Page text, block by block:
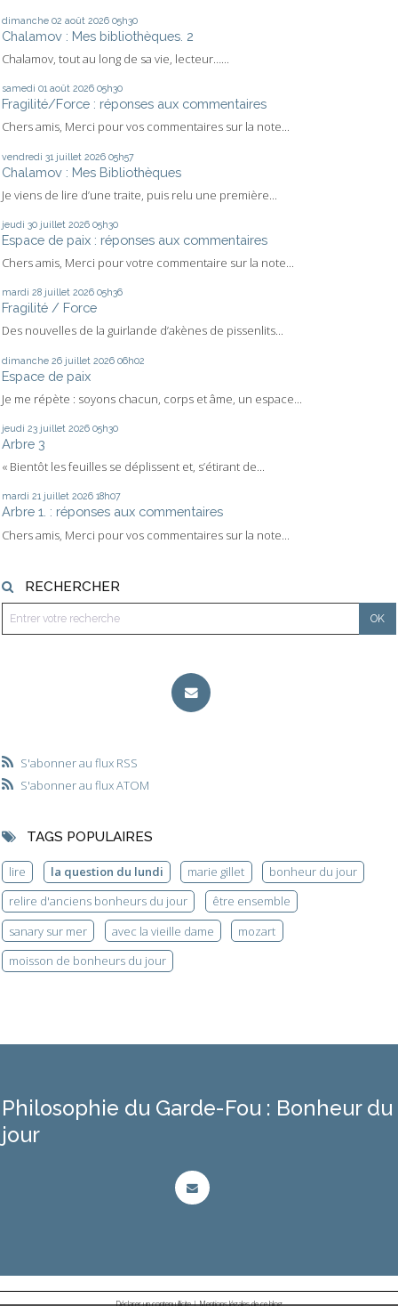
dimanche 02 août 2026 05h30
Chalamov : Mes bibliothèques. 2
Chalamov, tout au long de sa vie, lecteur…...
samedi 01 août 2026 05h30
Fragilité/Force : réponses aux commentaires
Chers amis, Merci pour vos commentaires sur la note...
vendredi 31 juillet 2026 05h57
Chalamov : Mes Bibliothèques
Je viens de lire d’une traite, puis relu une première...
jeudi 30 juillet 2026 05h30
Espace de paix : réponses aux commentaires
Chers amis, Merci pour votre commentaire sur la note...
mardi 28 juillet 2026 05h36
Fragilité / Force
Des nouvelles de la guirlande d’akènes de pissenlits...
dimanche 26 juillet 2026 06h02
Espace de paix
Je me répète : soyons chacun, corps et âme, un espace...
jeudi 23 juillet 2026 05h30
Arbre 3
« Bientôt les feuilles se déplissent et, s’étirant de...
mardi 21 juillet 2026 18h07
Arbre 1. : réponses aux commentaires
Chers amis, Merci pour vos commentaires sur la note...
RECHERCHER
S'abonner au flux RSS
S'abonner au flux ATOM
TAGS POPULAIRES
lire la question du lundi marie gillet
bonheur du jour
relire d'anciens bonheurs du jour
être ensemble
sanary sur mer
avec la vieille dame
mozart
moisson de bonheurs du jour
Philosophie du Garde-Fou : Bonheur du
jour
Déclarer un contenu illicite|Mentions légales de ce blog